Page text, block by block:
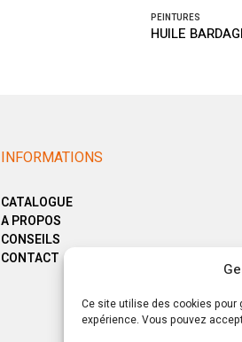
Ce site utilise des cookies
expérience. Vous pouvez
PEINTURES
HUILE
INFORMATIONS
CATALOGUE
A PROPOS
CONSEILS
CONTACT